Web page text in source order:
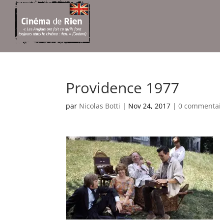
Providence 1977
par Nicolas Botti | Nov 24, 2017 |0